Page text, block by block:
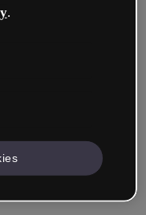
função?
.